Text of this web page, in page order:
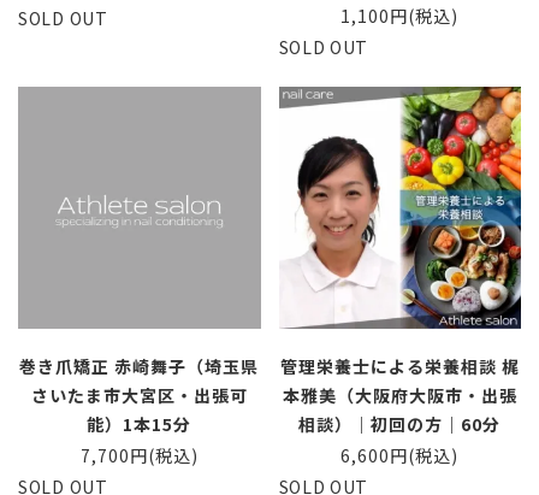
SOLD OUT
1,100円(税込)
SOLD OUT
巻き爪矯正 赤崎舞子（埼玉県
さいたま市大宮区・出張可
能）1本15分
7,700円(税込)
SOLD OUT
管理栄養士による栄養相談 梶
本雅美（大阪府大阪市・出張
相談）｜初回の方｜60分
6,600円(税込)
SOLD OUT